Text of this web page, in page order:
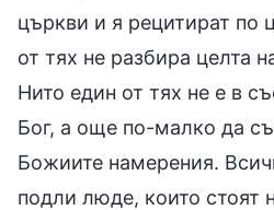
църкви и я рецитират по
от тях не разбира целта
Нито един от тях не е в
Бог, а още по-малко да
Божиите намерения.
подли люде, които стоят